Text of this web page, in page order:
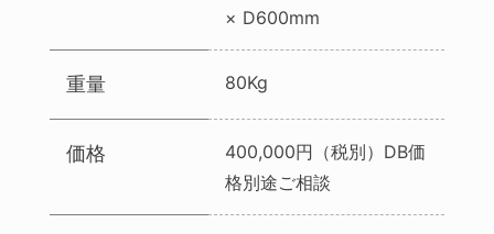
× D600mm
重量 80Kg
価格
400,000円（税別）DB価
格別途ご相談